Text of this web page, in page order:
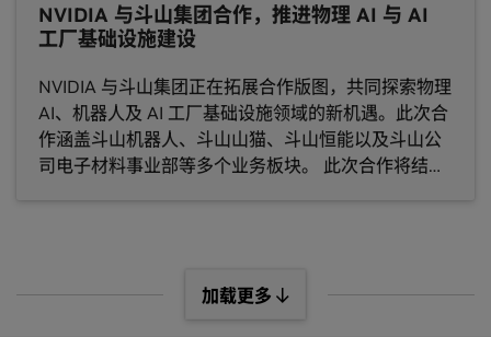
NVIDIA 与斗山集团合作，推进物理 AI 与 AI
工厂基础设施建设
NVIDIA 与斗山集团正在拓展合作版图，共同探索物理
AI、机器人及 AI 工厂基础设施领域的新机遇。此次合
作涵盖斗山机器人、斗山山猫、斗山恒能以及斗山公
司电子材料事业部等多个业务板块。 此次合作将结合
到全方位的大型电力解决方案，以及 AI 数据中心设备
加载更多